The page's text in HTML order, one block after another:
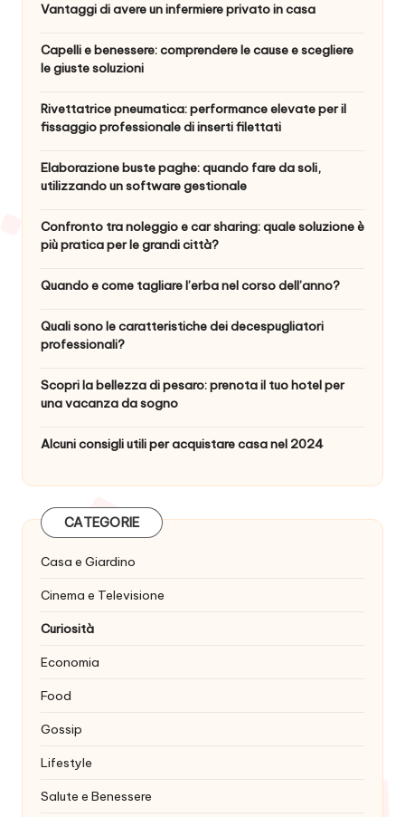
Vantaggi di avere un infermiere privato in casa
Capelli e benessere: comprendere le cause e scegliere
le giuste soluzioni
Rivettatrice pneumatica: performance elevate per il
fissaggio professionale di inserti filettati
Elaborazione buste paghe: quando fare da soli,
utilizzando un software gestionale
Confronto tra noleggio e car sharing: quale soluzione è
più pratica per le grandi città?
Quando e come tagliare l’erba nel corso dell’anno?
Quali sono le caratteristiche dei decespugliatori
professionali?
Scopri la bellezza di pesaro: prenota il tuo hotel per
una vacanza da sogno
Alcuni consigli utili per acquistare casa nel 2024
CATEGORIE
Casa e Giardino
Cinema e Televisione
Curiosità
Economia
Food
Gossip
Lifestyle
Salute e Benessere